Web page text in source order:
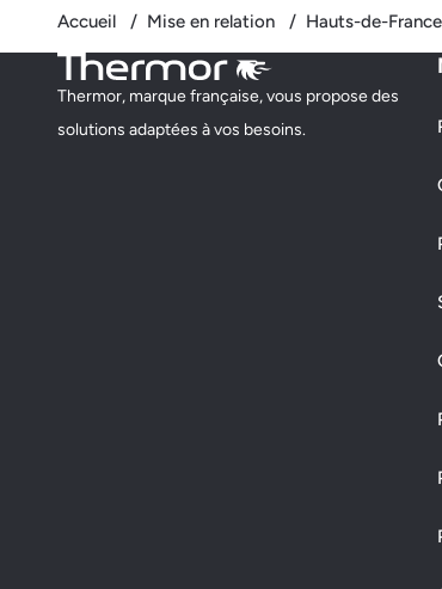
Accueil Mise en relation Hauts-de-France
Thermor, marque française, vous propose des
solutions adaptées à vos besoins.